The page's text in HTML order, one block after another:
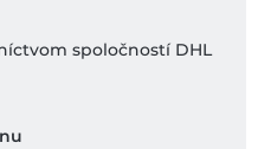
spoločností DHL